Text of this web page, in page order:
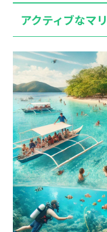
アクティブなマ